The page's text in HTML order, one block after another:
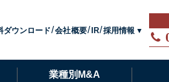
ダウンロード 会社概要 IR 採用情報
業種別M&A